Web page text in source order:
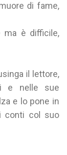
di fame,
ma è difficile,
il lettore,
e nelle sue
e lo pone in
conti col suo